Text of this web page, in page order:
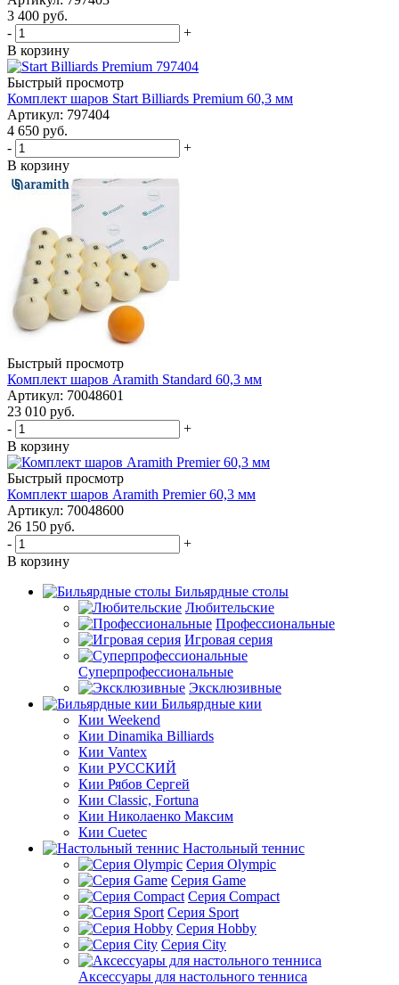
3 400 руб.
-
+
В корзину
Быстрый просмотр
Комплект шаров Start Billiards Premium 60,3 мм
Артикул: 797404
4 650 руб.
-
+
В корзину
Быстрый просмотр
Комплект шаров Aramith Standard 60,3 мм
Артикул: 70048601
23 010 руб.
-
+
В корзину
Быстрый просмотр
Комплект шаров Aramith Premier 60,3 мм
Артикул: 70048600
26 150 руб.
-
+
В корзину
Бильярдные столы
Любительские
Профессиональные
Игровая серия
Суперпрофессиональные
Эксклюзивные
Бильярдные кии
Кии Weekend
Кии Dinamika Billiards
Кии Vantex
Кии РУССКИЙ
Кии Рябов Сергей
Кии Classic, Fortuna
Кии Николаенко Максим
Кии Cuetec
Настольный теннис
Серия Olympic
Серия Game
Серия Compact
Серия Sport
Серия Hobby
Серия City
Аксессуары для настольного тенниса